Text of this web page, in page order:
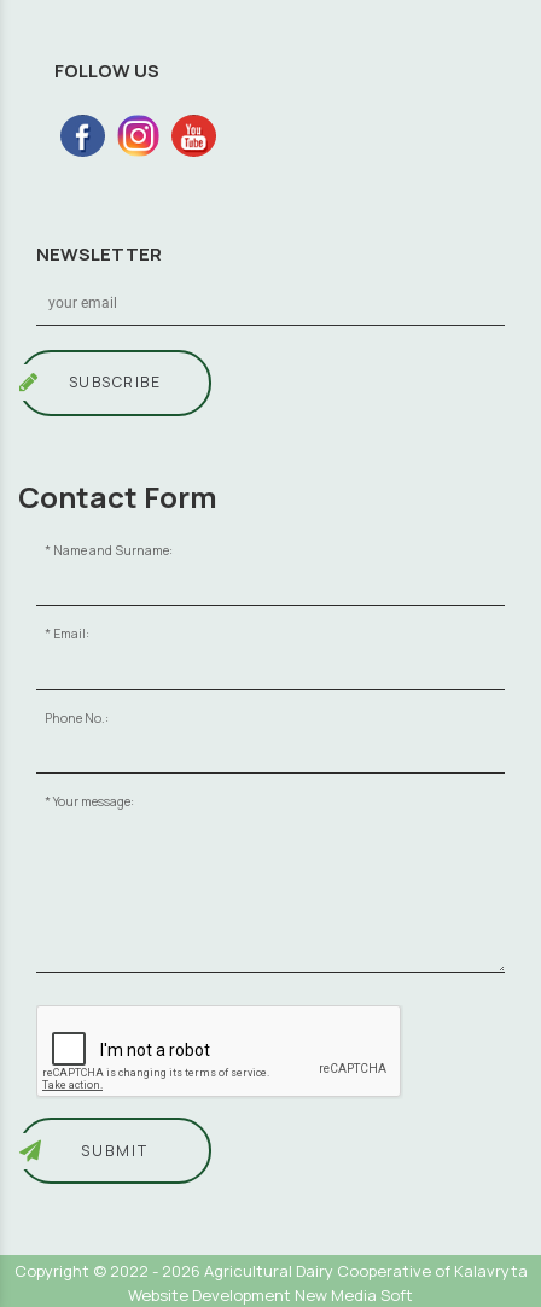
FOLLOW US
NEWSLETTER
SUBSCRIBE
Contact Form
Name and Surname:
Email:
Phone No.:
Your message:
SUBMIT
Copyright © 2022 - 2026 Agricultural Dairy Cooperative of Kalavryta
Website Development New Media Soft